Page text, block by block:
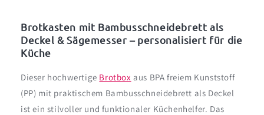
mit
Namen
|
Toast
&amp;
Marmelade
Motiv
mit
Namen
|
&amp;
Marmelade
Motiv
Brotkasten mit Bambusschneidebrett als
Deckel & Sägemesser – personalisiert für die
Küche
Dieser hochwertige Brotbox aus BPA freiem Kunststoff
(PP) mit praktischem Bambusschneidebrett als Deckel
ist ein stilvoller und funktionaler Küchenhelfer. Das